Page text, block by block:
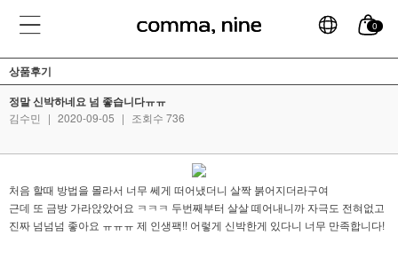
0
상품후기
정말 신박하네요 넘 좋습니다ㅠㅠ
김수민 | 2020-09-05 | 조회수 736
처음 할때 방법을 몰라서 너무 쎄게 떠어냈더니 살짝 붉어지더라구여
근데 또 금방 가라앉았어요 ㅋㅋㅋ 두번째부터 살살 떼어내니까 자극도 전혀없고
진짜 넘넘넘 좋아요 ㅠㅠㅠ 제 인생팩!! 어렇게 신박한게 있다니 너무 만족합니다!